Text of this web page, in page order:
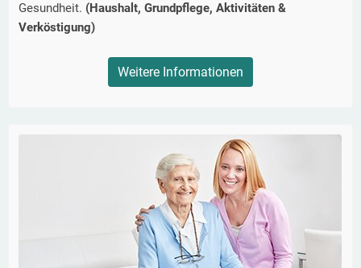
Gesundheit. (Haushalt, Grundpflege, Aktivitäten &
Verköstigung)
Weitere Informationen